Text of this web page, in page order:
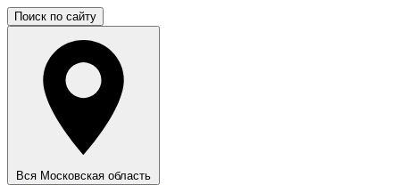
Поиск по сайту
Вся Московская область